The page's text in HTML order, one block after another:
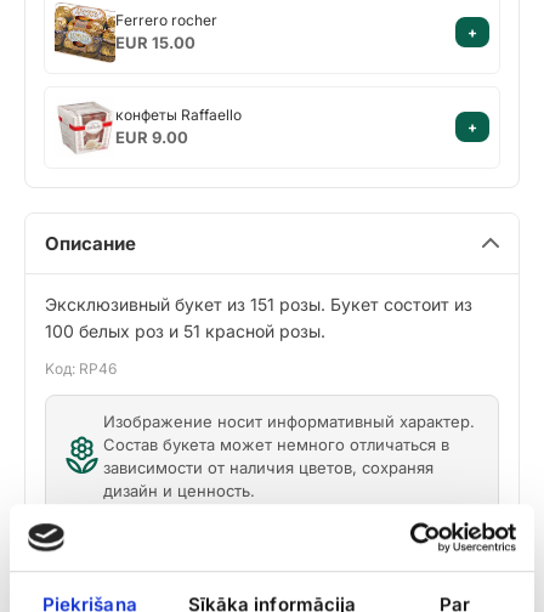
Piekrišana Sīkāka informācija Par
Ferrero
rocher
Ferrero rocher
EUR 15.00
+
конфеты
Raffaello
конфеты Raffaello
EUR 9.00
+
Описание
Эксклюзивный букет из 151 розы. Букет состоит из
100 белых роз и 51 красной розы.
Kод: RP46
Изображение носит информативный характер.
Состав букета может немного отличаться в
зависимости от наличия цветов, сохраняя
дизайн и ценность.
Доставка